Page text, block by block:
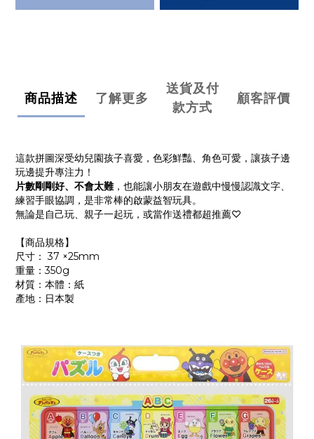
商品描述 了解更多
送貨及付
款方式
顧客評價
這款拼圖深受幼兒園孩子喜愛，色彩鮮豔、角色可愛，讓孩子邊
玩邊提升專注力！
片數剛剛好、不會太難，也能讓小朋友在遊戲中慢慢認識文字、
練習手眼協調，是非常棒的啟蒙益智玩具。
無論是自己玩、親子一起玩，或當作送禮都超推薦♡
【商品規格】
尺寸： 37 ×25mm
重量：350g
材質：本體：紙
產地：日本製